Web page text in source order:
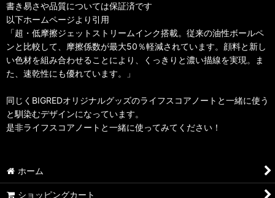
書き易さや品質については保証済です
以下ホームページより引用
「超・低摩擦ジェットストリームインク搭載。従来の油性ボールペ
ンと比較して、摩擦係数が最大50％軽減されています。顔料と新し
い色材を組み合わせることにより、くっきりと濃い描線を実現。ま
た、速乾性にも優れています。」
同じくBIGREDオリジナルグッズのライフスコアノートと一緒に使う
と馴染むデザインになっています。
是非ライフスコアノートと一緒に使ってみてください！
ホーム
ショッピングカート